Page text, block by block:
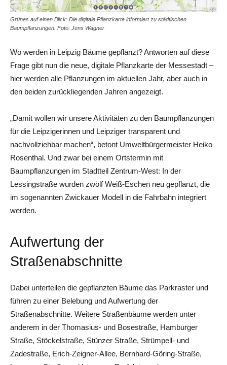
Grünes auf einen Blick: Die digitale Pflanzkarte informiert zu städtischen
Baumpflanzungen. Foto: Jens Wagner
Wo werden in Leipzig Bäume gepflanzt? Antworten auf diese
Frage gibt nun die neue, digitale Pflanzkarte der Messestadt –
hier werden alle Pflanzungen im aktuellen Jahr, aber auch in
den beiden zurückliegenden Jahren angezeigt.
„Damit wollen wir unsere Aktivitäten zu den Baumpflanzungen
für die Leipzigerinnen und Leipziger transparent und
nachvollziehbar machen“, betont Umweltbürgermeister Heiko
Rosenthal. Und zwar bei einem Ortstermin mit
Baumpflanzungen im Stadtteil Zentrum-West: In der
Lessingstraße wurden zwölf Weiß-Eschen neu gepflanzt, die
im sogenannten Zwickauer Modell in die Fahrbahn integriert
werden.
Aufwertung der
Straßenabschnitte
Dabei unterteilen die gepflanzten Bäume das Parkraster und
führen zu einer Belebung und Aufwertung der
Straßenabschnitte. Weitere Straßenbäume werden unter
anderem in der Thomasius- und Bosestraße, Hamburger
Straße, Stöckelstraße, Stünzer Straße, Strümpell- und
Zadestraße, Erich-Zeigner-Allee, Bernhard-Göring-Straße,